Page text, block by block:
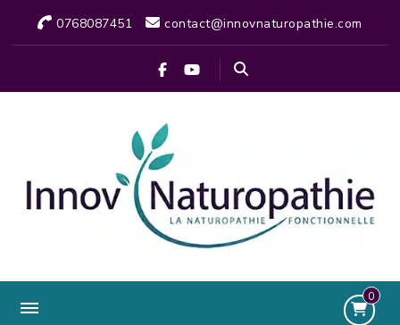
0768087451 contact@innovnaturopathie.com
0